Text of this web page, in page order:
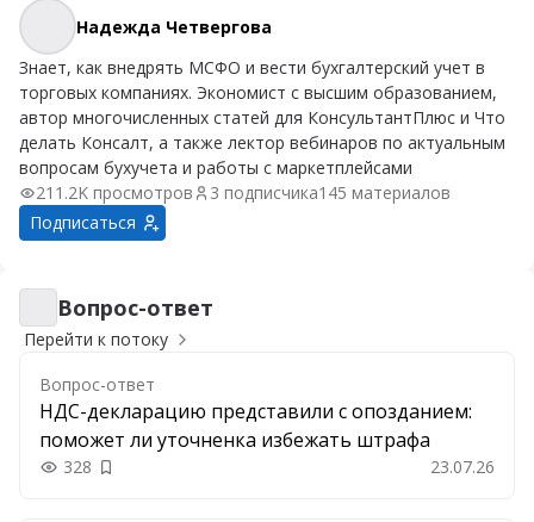
Надежда Четвергова
Надежда Четвергова
Знает, как внедрять МСФО и вести бухгалтерский учет в
торговых компаниях. Экономист с высшим образованием,
автор многочисленных статей для КонсультантПлюс и Что
делать Консалт, а также лектор вебинаров по актуальным
вопросам бухучета и работы с маркетплейсами
211.2K просмотров
3 подписчика145 материалов
Подписаться
Вопрос-ответ
Вопрос-ответ
Перейти к потоку
Вопрос-ответ
НДС-декларацию представили с опозданием:
поможет ли уточненка избежать штрафа
328 Добавить в закладки 23.07.26